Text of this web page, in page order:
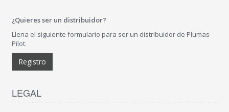
¿Quieres ser un distribuidor?
Llena el siguiente formulario para ser un distribuidor de Plumas
Pilot.
Registro
LEGAL